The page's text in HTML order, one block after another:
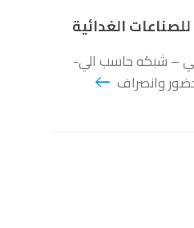
الغدائية
– شبكه حاسب الي-
وانصراف